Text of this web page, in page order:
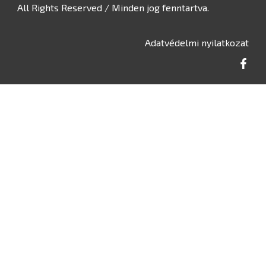
All Rights Reserved / Minden jog fenntartva.
Adatvédelmi nyilatkozat